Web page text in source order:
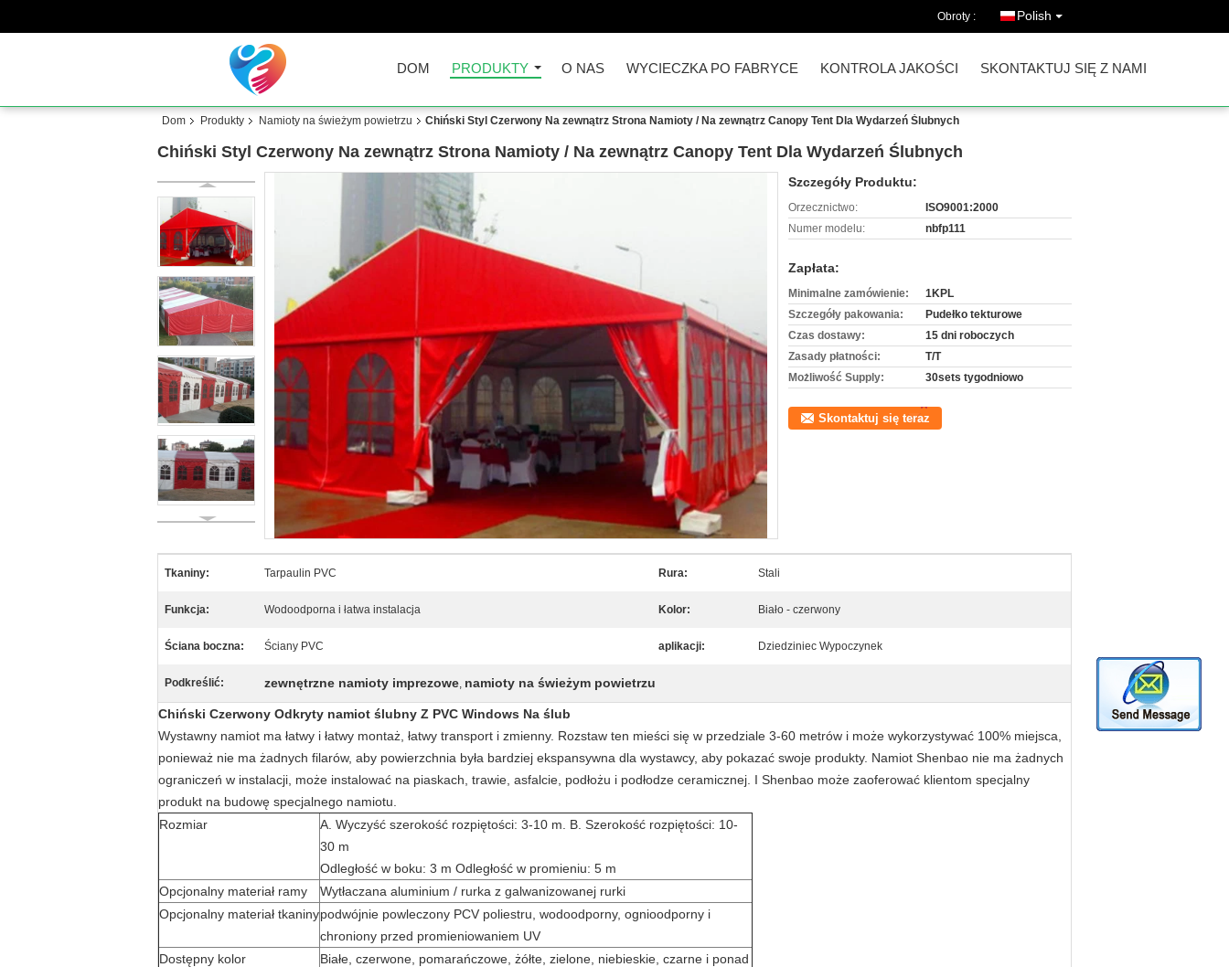
Obroty : Polish
DOM PRODUKTY O NAS WYCIECZKA PO FABRYCE KONTROLA JAKOŚCI SKONTAKTUJ SIĘ Z NAMI
Dom Produkty Namioty na świeżym powietrzu Chiński Styl Czerwony Na zewnątrz Strona Namioty / Na zewnątrz Canopy Tent Dla Wydarzeń Ślubnych
Chiński Styl Czerwony Na zewnątrz Strona Namioty / Na zewnątrz Canopy Tent Dla Wydarzeń Ślubnych
Szczegóły Produktu:
Orzecznictwo:
ISO9001:2000
Numer modelu:
nbfp111
Zapłata:
Minimalne zamówienie:
1KPL
Szczegóły pakowania:
Pudełko tekturowe
Czas dostawy:
15 dni roboczych
Zasady płatności:
T/T
Możliwość Supply:
30sets tygodniowo
Skontaktuj się teraz
Tkaniny: Tarpaulin PVC Rura: Stali
Funkcja: Wodoodporna i łatwa instalacja Kolor: Biało - czerwony
Ściana boczna: Ściany PVC aplikacji: Dziedziniec Wypoczynek
Podkreślić: zewnętrzne namioty imprezowe, namioty na świeżym powietrzu
Chiński Czerwony Odkryty namiot ślubny Z PVC Windows Na ślub
Wystawny namiot ma łatwy i łatwy montaż, łatwy transport i zmienny. Rozstaw ten mieści się w przedziale 3-60 metrów i może wykorzystywać 100% miejsca,
ponieważ nie ma żadnych filarów, aby powierzchnia była bardziej ekspansywna dla wystawcy, aby pokazać swoje produkty. Namiot Shenbao nie ma żadnych
ograniczeń w instalacji, może instalować na piaskach, trawie, asfalcie, podłożu i podłodze ceramicznej. I Shenbao może zaoferować klientom specjalny
produkt na budowę specjalnego namiotu.
Rozmiar
A. Wyczyść szerokość rozpiętości: 3-10 m. B. Szerokość rozpiętości: 10-
30 m
Odległość w boku: 3 m Odległość w promieniu: 5 m
Opcjonalny materiał ramy
Wytłaczana aluminium / rurka z galwanizowanej rurki
Opcjonalny materiał tkaninypodwójnie powleczony PCV poliestru, wodoodporny, ognioodporny i
chroniony przed promieniowaniem UV
Dostępny kolor
Białe, czerwone, pomarańczowe, żółte, zielone, niebieskie, czarne i ponad